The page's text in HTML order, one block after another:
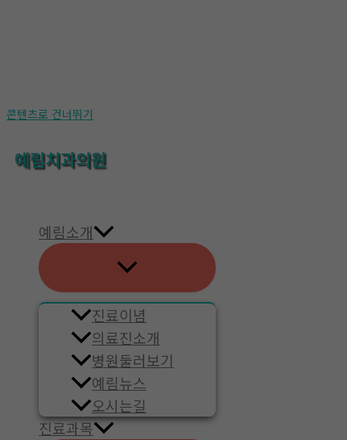
콘텐츠로 건너뛰기
예림치과의원
예림소개
진료이념
의료진소개
병원둘러보기
예림뉴스
오시는길
진료과목